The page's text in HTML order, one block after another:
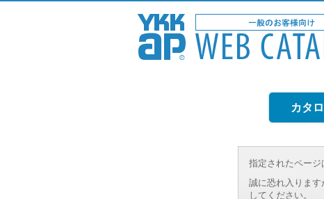
カタ
指定されたページ
誠に恐れ入りま
してください。